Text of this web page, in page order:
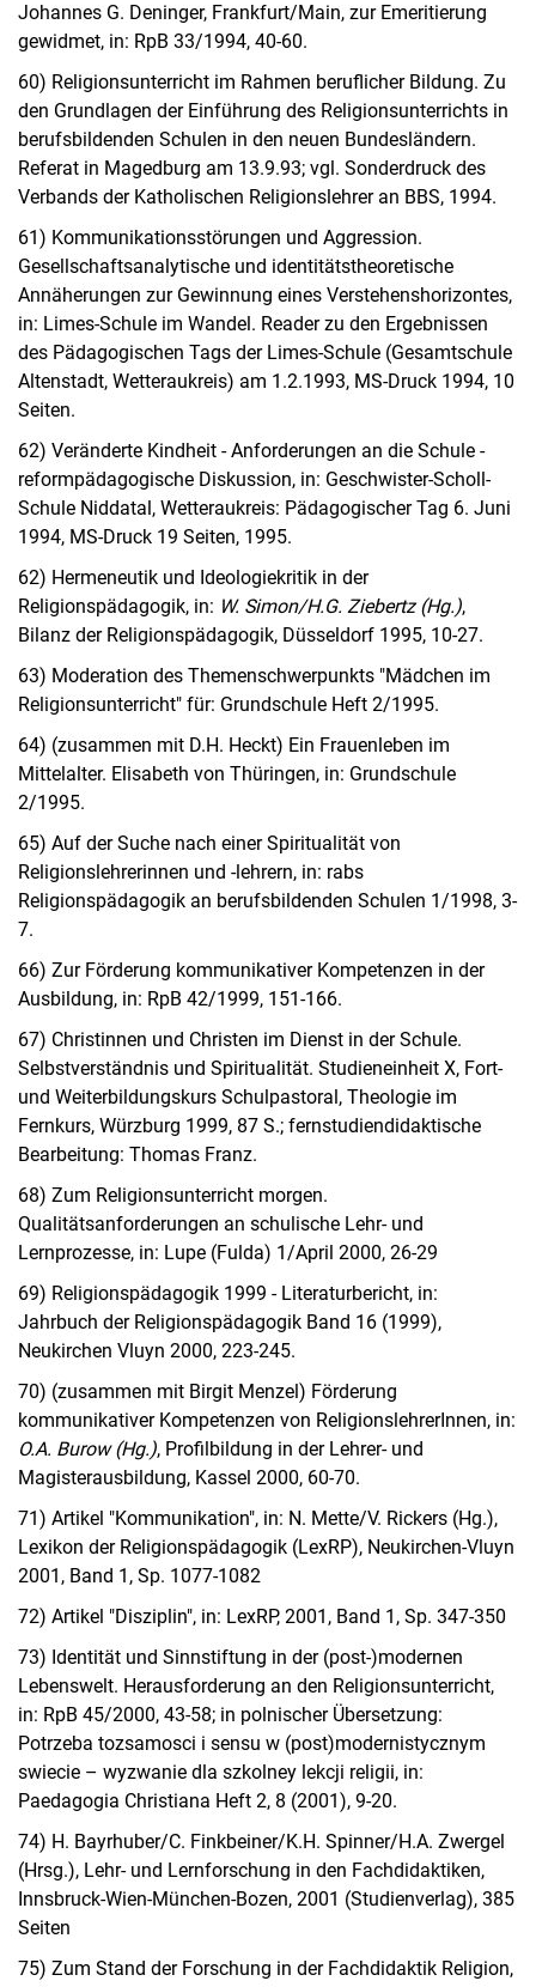
Johannes G. Deninger, Frankfurt/Main, zur Emeritierung
gewidmet, in: RpB 33/1994, 40-60.
60) Religionsunterricht im Rahmen beruflicher Bildung. Zu
den Grundlagen der Einführung des Religionsunterrichts in
berufsbildenden Schulen in den neuen Bundesländern.
Referat in Magedburg am 13.9.93; vgl. Sonderdruck des
Verbands der Katholischen Religionslehrer an BBS, 1994.
61) Kommunikationsstörungen und Aggression.
Gesellschaftsanalytische und identitätstheoretische
Annäherungen zur Gewinnung eines Verstehenshorizontes,
in: Limes-Schule im Wandel. Reader zu den Ergebnissen
des Pädagogischen Tags der Limes-Schule (Gesamtschule
Altenstadt, Wetteraukreis) am 1.2.1993, MS-Druck 1994, 10
Seiten.
62) Veränderte Kindheit - Anforderungen an die Schule -
reformpädagogische Diskussion, in: Geschwister-Scholl-
Schule Niddatal, Wetteraukreis: Pädagogischer Tag 6. Juni
1994, MS-Druck 19 Seiten, 1995.
62) Hermeneutik und Ideologiekritik in der
Religionspädagogik, in: W. Simon/H.G. Ziebertz (Hg.),
Bilanz der Religionspädagogik, Düsseldorf 1995, 10-27.
63) Moderation des Themenschwerpunkts "Mädchen im
Religionsunterricht" für: Grundschule Heft 2/1995.
64) (zusammen mit D.H. Heckt) Ein Frauenleben im
Mittelalter. Elisabeth von Thüringen, in: Grundschule
2/1995.
65) Auf der Suche nach einer Spiritualität von
Religionslehrerinnen und -lehrern, in: rabs
Religionspädagogik an berufsbildenden Schulen 1/1998, 3-
7.
66) Zur Förderung kommunikativer Kompetenzen in der
Ausbildung, in: RpB 42/1999, 151-166.
67) Christinnen und Christen im Dienst in der Schule.
Selbstverständnis und Spiritualität. Studieneinheit X, Fort-
und Weiterbildungskurs Schulpastoral, Theologie im
Fernkurs, Würzburg 1999, 87 S.; fernstudiendidaktische
Bearbeitung: Thomas Franz.
68) Zum Religionsunterricht morgen.
Qualitätsanforderungen an schulische Lehr- und
Lernprozesse, in: Lupe (Fulda) 1/April 2000, 26-29
69) Religionspädagogik 1999 - Literaturbericht, in:
Jahrbuch der Religionspädagogik Band 16 (1999),
Neukirchen Vluyn 2000, 223-245.
70) (zusammen mit Birgit Menzel) Förderung
kommunikativer Kompetenzen von ReligionslehrerInnen, in:
O.A. Burow (Hg.), Profilbildung in der Lehrer- und
Magisterausbildung, Kassel 2000, 60-70.
71) Artikel "Kommunikation", in: N. Mette/V. Rickers (Hg.),
Lexikon der Religionspädagogik (LexRP), Neukirchen-Vluyn
2001, Band 1, Sp. 1077-1082
72) Artikel "Disziplin", in: LexRP, 2001, Band 1, Sp. 347-350
73) Identität und Sinnstiftung in der (post-)modernen
Lebenswelt. Herausforderung an den Religionsunterricht,
in: RpB 45/2000, 43-58; in polnischer Übersetzung:
Potrzeba tozsamosci i sensu w (post)modernistycznym
swiecie – wyzwanie dla szkolney lekcji religii, in:
Paedagogia Christiana Heft 2, 8 (2001), 9-20.
74) H. Bayrhuber/C. Finkbeiner/K.H. Spinner/H.A. Zwergel
(Hrsg.), Lehr- und Lernforschung in den Fachdidaktiken,
Innsbruck-Wien-München-Bozen, 2001 (Studienverlag), 385
Seiten
75) Zum Stand der Forschung in der Fachdidaktik Religion,